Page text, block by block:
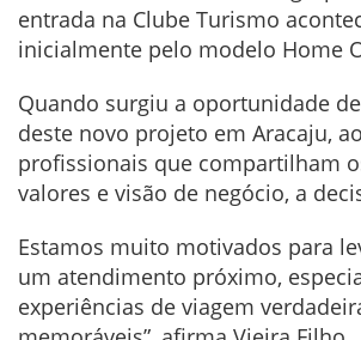
entrada na Clube Turismo
inicialmente pelo modelo Home
Quando surgiu a oportunidade
deste novo projeto em Aracaju,
profissionais que compartilham
valores e visão de negócio, a
Estamos muito motivados para
um atendimento próximo,
experiências de viagem